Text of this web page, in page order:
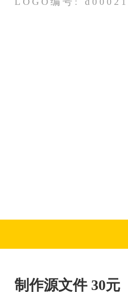
制作源文件 30元